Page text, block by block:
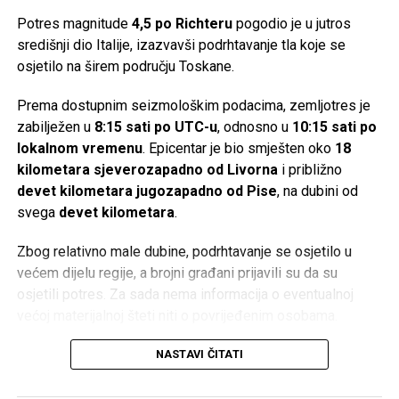
igračku!‘ Nakon pronalaska izgubljene stvari, treba dijete
podsjetiti da mu je Allah, dž.š., pomogao da pronađe
igračku i da se treba zahvaliti. Ovakav pristup u dječijim
pomaže.
Druga mogućnost je da se dijete pred polazak na spavanje
podstakne na učenje Ajetu-l-Kursijje. Ova prilika se
iskoristi da se kod djeteta razvije lijepo mišljenje o
melekima. „Sine, ako ovo proučiš, dragi Allah ti pošalje
naštetiti. Allah će ti poslati čuvara koji je jak i ne da
nikome na tebe.“
pod ruku. Ukoliko sami ne živimo i ne praktikujemo islam,
ukoliko govorimo drugima učite Kur’an, a sami to ne
Potres magnitude 4,5 po Richterupogodio je u jutros
središnji dio Italije, izazvavši podrhtavanje tla koje se
osjetilo na širem području Toskane.
Prema dostupnim seizmološkim podacima, zemljotres je
zabilježen u 8:15 sati po UTC-u, odnosno u 10:15 sati po
lokalnom vremenu. Epicentar je bio smješten oko 18
kilometara sjeverozapadno od Livornai približno
devet kilometara jugozapadno od Pise, na dubini od
svega devet kilometara.
Zbog relativno male dubine, podrhtavanje se osjetilo u
većem dijelu regije, a brojni građani prijavili su da su
osjetili potres. Za sada nema informacija o eventualnoj
Italija se nalazi na jednom od seizmički najaktivnijih
NASTAVI ČITATI